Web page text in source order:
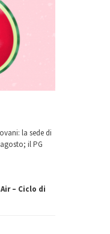
la sede di
il PG
– Ciclo di